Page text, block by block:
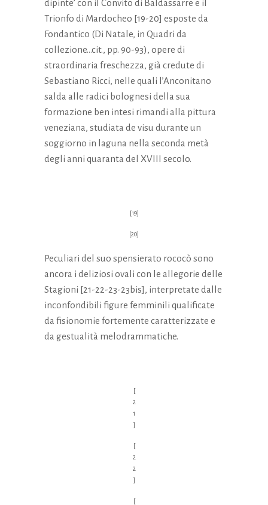
dipinte’ con il Convito di Baldassarre e il
Trionfo di Mardocheo [19-20] esposte da
Fondantico (Di Natale, in Quadri da
collezione…cit., pp. 90-93), opere di
straordinaria freschezza, già credute di
Sebastiano Ricci, nelle quali l’Anconitano
salda alle radici bolognesi della sua
formazione ben intesi rimandi alla pittura
veneziana, studiata de visu durante un
soggiorno in laguna nella seconda metà
degli anni quaranta del XVIII secolo.
[19]
[20]
Peculiari del suo spensierato rococò sono
ancora i deliziosi ovali con le allegorie delle
Stagioni [21-22-23-23bis], interpretate dalle
inconfondibili figure femminili qualificate
da fisionomie fortemente caratterizzate e
da gestualità melodrammatiche.
[
2
1
]
[
2
2
]
[